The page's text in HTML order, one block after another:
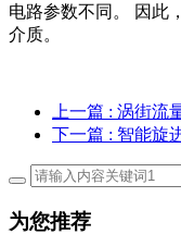
电路参数不同。 因此
介质。
上一篇 : 涡街流
下一篇 : 智能旋
为您推荐